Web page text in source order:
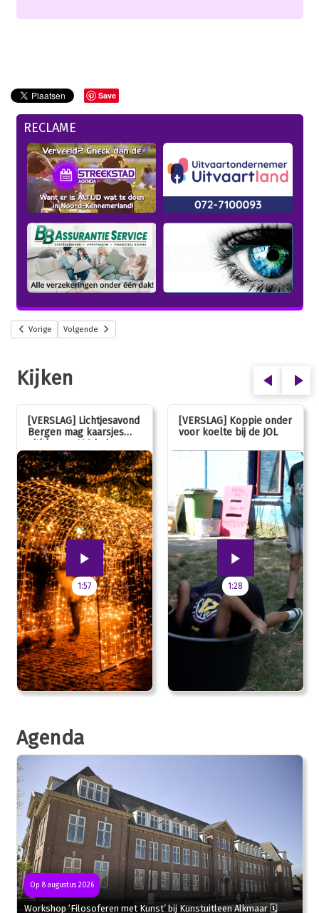
Save
RECLAME
Vorige Volgende
Kijken
[VERSLAG] Lichtjesavond
Bergen mag kaarsjes
uitblazen: 100 jarig
jubileum!
1:57
[VERSLAG] Koppie onder
voor koelte bij de JOL
1:28
Agenda
Op 8 augustus 2026
Workshop ‘Filosoferen met Kunst’ bij Kunstuitleen Alkmaar 🗓